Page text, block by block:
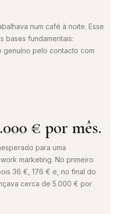
num café à noite. Esse
bases fundamentais:
genuíno pelo contacto com
€ por mês.
para uma
marketing. No primeiro
36 €, 176 € e, no final do
cerca de 5.000 € por